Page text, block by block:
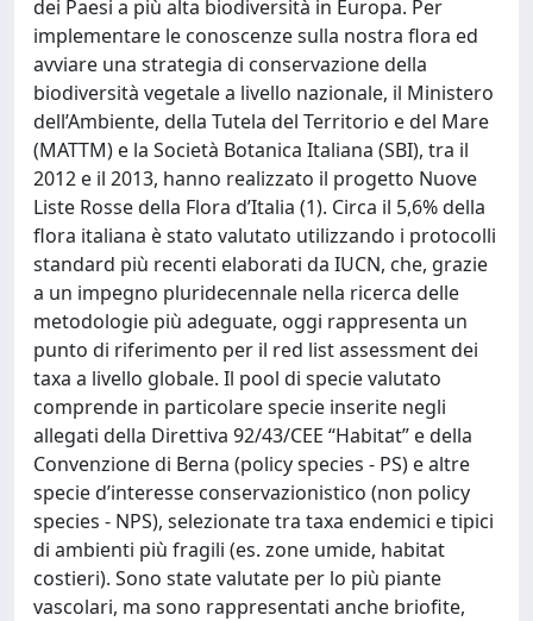
dei Paesi a più alta biodiversità in Europa. Per
implementare le conoscenze sulla nostra flora ed
avviare una strategia di conservazione della
biodiversità vegetale a livello nazionale, il Ministero
dell’Ambiente, della Tutela del Territorio e del Mare
(MATTM) e la Società Botanica Italiana (SBI), tra il
2012 e il 2013, hanno realizzato il progetto Nuove
Liste Rosse della Flora d’Italia (1). Circa il 5,6% della
flora italiana è stato valutato utilizzando i protocolli
standard più recenti elaborati da IUCN, che, grazie
a un impegno pluridecennale nella ricerca delle
metodologie più adeguate, oggi rappresenta un
punto di riferimento per il red list assessment dei
taxa a livello globale. Il pool di specie valutato
comprende in particolare specie inserite negli
allegati della Direttiva 92/43/CEE “Habitat” e della
Convenzione di Berna (policy species - PS) e altre
specie d’interesse conservazionistico (non policy
species - NPS), selezionate tra taxa endemici e tipici
di ambienti più fragili (es. zone umide, habitat
costieri). Sono state valutate per lo più piante
vascolari, ma sono rappresentati anche briofite,